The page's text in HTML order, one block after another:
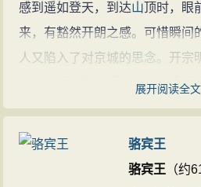
感到遥如登天，到达山顶时，眼
来，有豁然开朗之感。可惜瞬间
人又陷入了对京城的思念。开宗
次联“云疑上苑叶，雪似御沟
展，让人疑心是上林苑中浓密的
似
展开阅读全
骆宾王
骆宾王 （约